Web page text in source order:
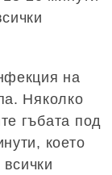
на
Няколко
гъбата под
което